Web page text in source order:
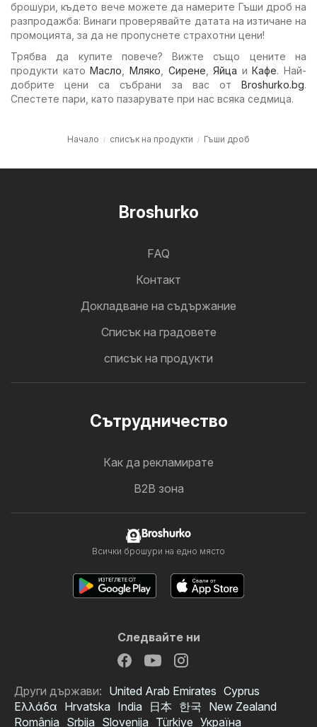
брошури, където вече можете да намерите Гъши дроб на
разпродажба: Винаги проверявайте датата на изтичане на
промоцията, за да не пропуснете страхотни цени!
Трябва да купите повече? Вижте също цените на
продукти катоМасло Мляко Сирене ,Яйца иКафе. Най-
добрите цени са събрани за вас от Broshurko.bg.
Спестете пари, като пазарувате при нас всяка седмица.
Начало списък на продукти Гъши дроб
Broshurko
FAQ
Контакт
Докладване на съдържание
Cписък на градовете
списък на продукти
Cътрудничество
Как да рекламирате
B2B зона
Broshurko
Всички брошури на едно място
Следвайте ни
Други държави: United Arab Emirates Cyprus
Ελλάδα Hrvatska India 日本 한국 New Zealand
România Srbija Slovenija Türkiye Україна